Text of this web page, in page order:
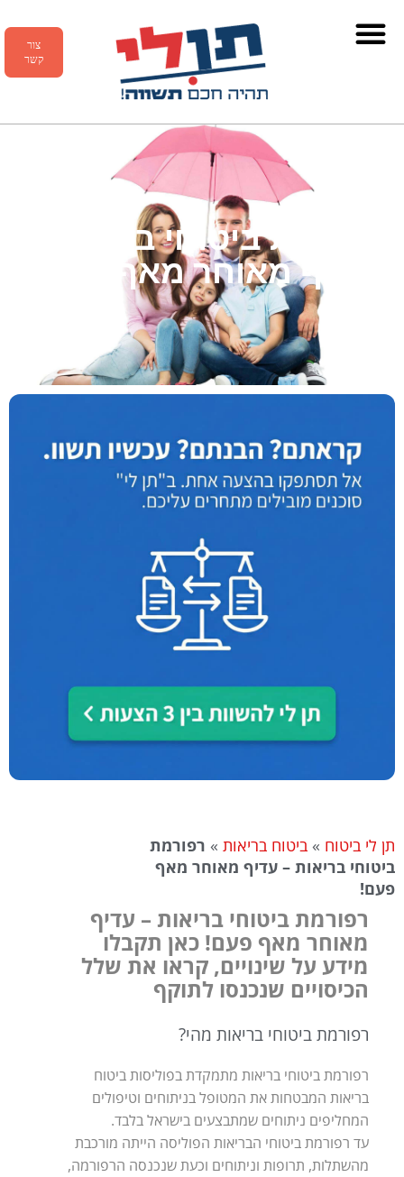
צור
קשר
רפורמת ביטוחי בריאות –
עדיף מאוחר מאף פעם!
תן לי ביטוח » ביטוח בריאות » רפורמת
ביטוחי בריאות – עדיף מאוחר מאף
פעם!
רפורמת ביטוחי בריאות – עדיף
מאוחר מאף פעם! כאן תקבלו
מידע על שינויים, קראו את שלל
הכיסויים שנכנסו לתוקף
רפורמת ביטוחי בריאות מהי?
רפורמת ביטוחי בריאות מתמקדת בפוליסות ביטוח
בריאות המבטחות את המטופל בניתוחים וטיפולים
המחליפים ניתוחים שמתבצעים בישראל בלבד.
עד רפורמת ביטוחי הבריאות הפוליסה הייתה מורכבת
מהשתלות, תרופות וניתוחים וכעת שנכנסה הרפורמה,